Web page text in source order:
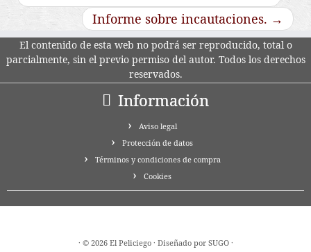
Informe sobre incautaciones. →
El contenido de esta web no podrá ser reproducido, total o
parcialmente, sin el previo permiso del autor. Todos los derechos
reservados.
Información
Aviso legal
Protección de datos
Términos y condiciones de compra
Cookies
· © 2026 El Peliciego · Diseñado por SUGO·